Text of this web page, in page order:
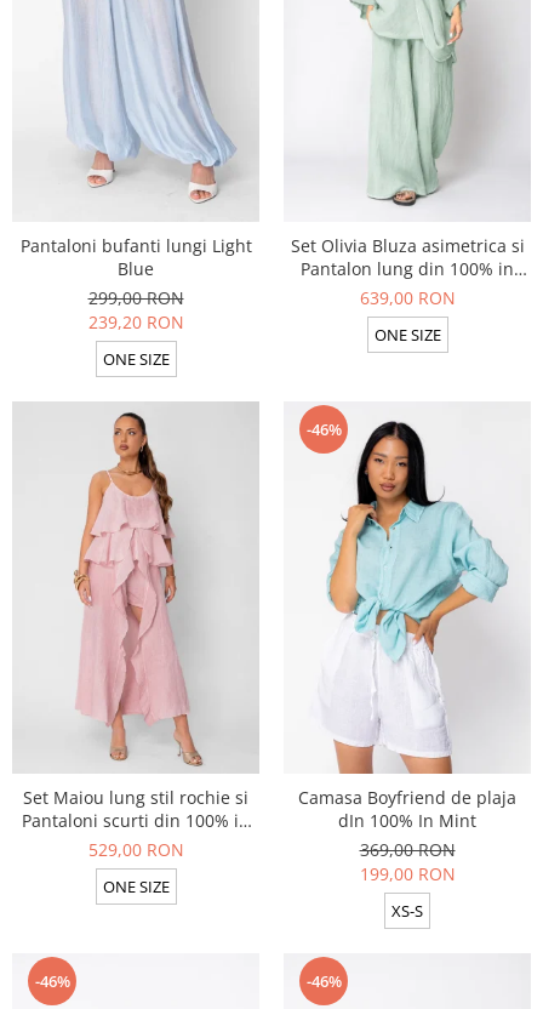
Lenjerie modelatoare
Seturi de Vara
Pantaloni scurti
Produse din IN
Costume de baie
Produse din IN
Costume de baie
Ochelari de Soare
Pantaloni bufanti lungi Light
Blue
299,00 RON
239,20 RON
ONE SIZE
Set Olivia Bluza asimetrica si
Pantalon lung din 100% in
Light Olive
639,00 RON
ONE SIZE
Set Maiou lung stil rochie si
Pantaloni scurti din 100% in
Rose
529,00 RON
ONE SIZE
-46%
Camasa Boyfriend de plaja
dIn 100% In Mint
369,00 RON
199,00 RON
XS-S
-46% -46%